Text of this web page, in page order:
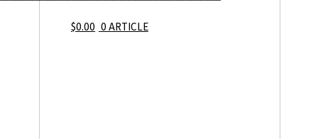
$0.00 0 ARTICLE